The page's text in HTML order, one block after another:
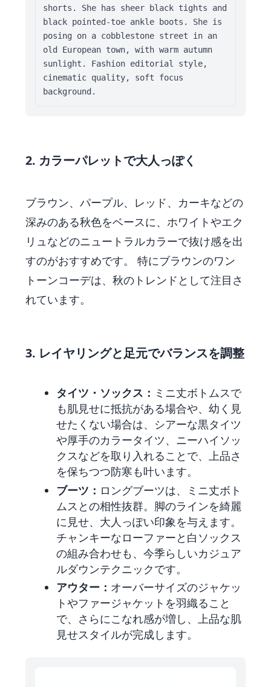
shorts. She has sheer black tights and
black pointed-toe ankle boots. She is
posing on a cobblestone street in an
old European town, with warm autumn
sunlight. Fashion editorial style,
cinematic quality, soft focus
background.
2. カラーパレットで大人っぽく
ブラウン、パープル、レッド、カーキなどの
深みのある秋色をベースに、ホワイトやエク
リュなどのニュートラルカラーで抜け感を出
すのがおすすめです。 特にブラウンのワン
トーンコーデは、秋のトレンドとして注目さ
れています。
3. レイヤリングと足元でバランスを調整
タイツ・ソックス： ミニ丈ボトムスで
も肌見せに抵抗がある場合や、幼く見
せたくない場合は、シアーな黒タイツ
や厚手のカラータイツ、ニーハイソッ
クスなどを取り入れることで、上品さ
を保ちつつ防寒も叶います。
ブーツ： ロングブーツは、ミニ丈ボト
ムスとの相性抜群。脚のラインを綺麗
に見せ、大人っぽい印象を与えます。
チャンキーなローファーと白ソックス
の組み合わせも、今季らしいカジュア
ルダウンテクニックです。
アウター： オーバーサイズのジャケッ
トやファージャケットを羽織ること
で、さらにこなれ感が増し、上品な肌
見せスタイルが完成します。